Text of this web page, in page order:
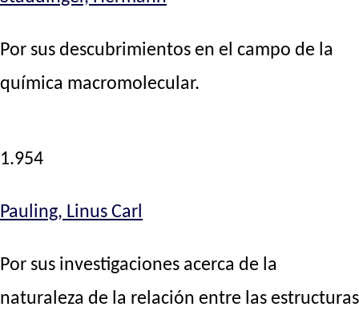
Por sus descubrimientos en el campo de la
química macromolecular.
1.954
Pauling, Linus Carl
Por sus investigaciones acerca de la
naturaleza de la relación entre las estructuras